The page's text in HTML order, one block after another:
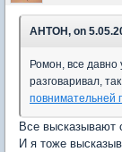
AHTOH, on
Ромон, все
разговаривал,
повнимательней
Все высказывают
И я тоже